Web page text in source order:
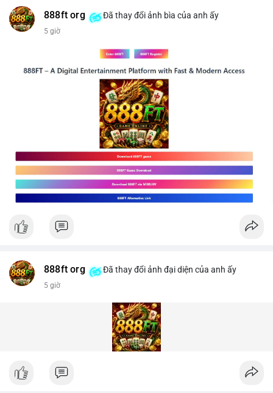
#mucgia64963
#vlikevn #titanbot
888ft org Đã thay đổi ảnh bìa của anh ấy
5 giờ
888ft org Đã thay đổi ảnh đại diện của anh ấy
5 giờ